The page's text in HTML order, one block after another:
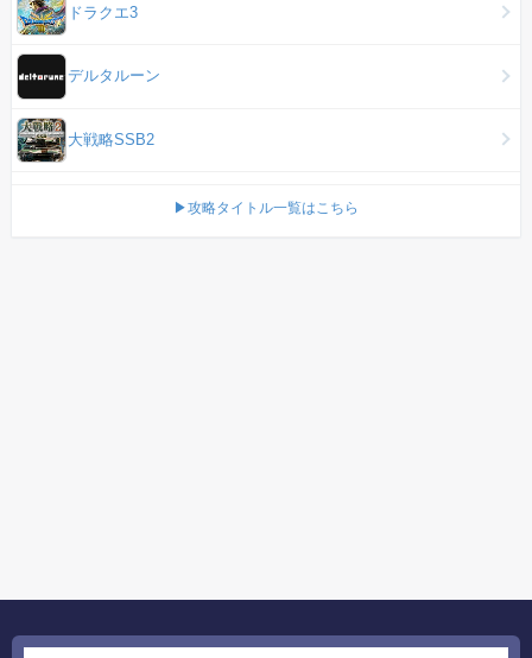
ドラクエ3
デルタルーン
大戦略SSB2
▶攻略タイトル一覧はこちら